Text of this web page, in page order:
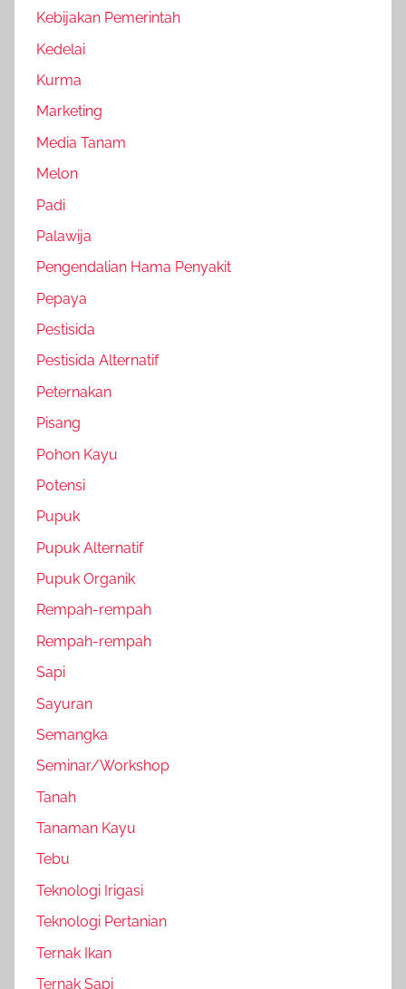
Kebijakan Pemerintah
Kedelai
Kurma
Marketing
Media Tanam
Melon
Padi
Palawija
Pengendalian Hama Penyakit
Pepaya
Pestisida
Pestisida Alternatif
Peternakan
Pisang
Pohon Kayu
Potensi
Pupuk
Pupuk Alternatif
Pupuk Organik
Rempah-rempah
Rempah-rempah
Sapi
Sayuran
Semangka
Seminar/Workshop
Tanah
Tanaman Kayu
Tebu
Teknologi Irigasi
Teknologi Pertanian
Ternak Ikan
Ternak Sapi